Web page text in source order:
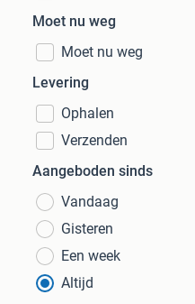
Moet nu weg
Moet nu weg
Levering
Ophalen
Verzenden
Aangeboden sinds
Vandaag
Gisteren
Een week
Altijd